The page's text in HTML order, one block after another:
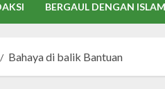
BERGAUL DENGAN
Bahaya di balik Bantuan